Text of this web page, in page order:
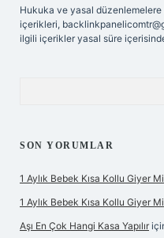
Hukuka ve yasal düzenlemelere
içerikleri,
ilgili içerikler yasal süre
SON YORUMLAR
1 Aylık Bebek Kısa Kollu Giyer Mi
1 Aylık Bebek Kısa Kollu Giyer Mi
Aşı En Çok Hangi Kasa Yapılır